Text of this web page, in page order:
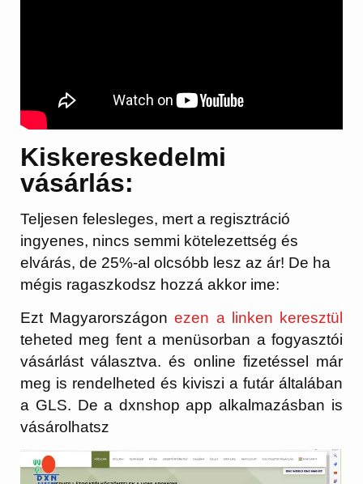
Kiskereskedelmi
vásárlás:
Teljesen felesleges, mert a regisztráció
ingyenes, nincs semmi kötelezettség és
elvárás, de 25%-al olcsóbb lesz az ár! De ha
mégis ragaszkodsz hozzá akkor ime:
Ezt Magyarországonezen a linken keresztül
teheted meg fent a menüsorban a fogyasztói
vásárlást választva. és online fizetéssel már
meg is rendelheted és kiviszi a futár általában
a GLS. De a dxnshop app alkalmazásban is
vásárolhatsz